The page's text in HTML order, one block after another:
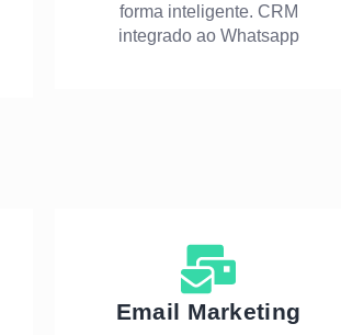
forma inteligente. CRM
integrado ao Whatsapp
Email Marketing